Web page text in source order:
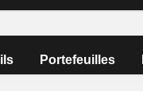
Portefeuilles